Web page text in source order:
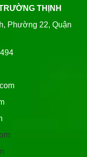
THỊNH
Phường 22, Quận